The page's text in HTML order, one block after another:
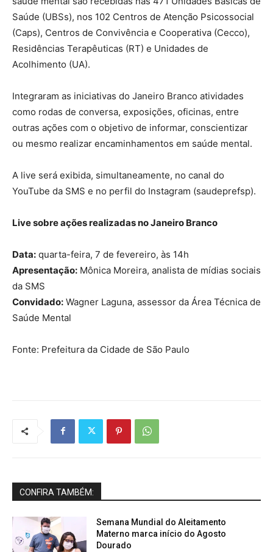
Saúde (UBSs), nos 102 Centros de Atenção Psicossocial
(Caps), Centros de Convivência e Cooperativa (Cecco),
Residências Terapêuticas (RT) e Unidades de
Acolhimento (UA).
Integraram as iniciativas do Janeiro Branco atividades
como rodas de conversa, exposições, oficinas, entre
outras ações com o objetivo de informar, conscientizar
ou mesmo realizar encaminhamentos em saúde mental.
A live será exibida, simultaneamente, no canal do
YouTube da SMS e no perfil do Instagram (saudeprefsp).
Live sobre ações realizadas no Janeiro Branco
Data: quarta-feira, 7 de fevereiro, às 14h
Apresentação: Mônica Moreira, analista de mídias sociais
da SMS
Convidado: Wagner Laguna, assessor da Área Técnica de
Saúde Mental
Fonte: Prefeitura da Cidade de São Paulo
CONFIRA TAMBÉM:
Semana Mundial do Aleitamento
Materno marca início do Agosto
Dourado